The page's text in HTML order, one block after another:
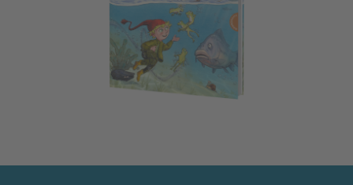
Der kleine Wassermann: Aufregung im Mühlenweiher